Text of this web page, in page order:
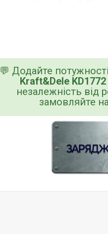
💬 Додайте
Kraft&Dele
незалежність від
замовляйте